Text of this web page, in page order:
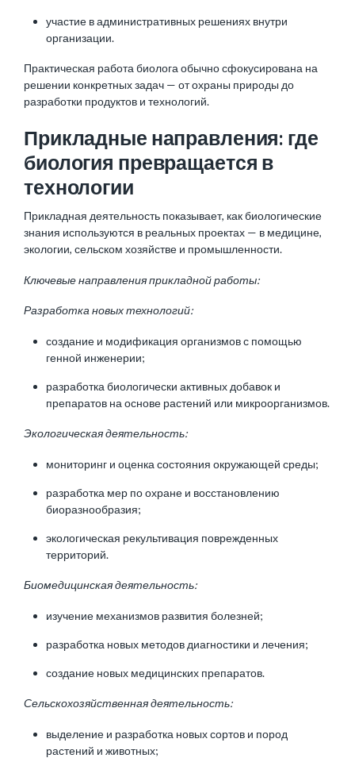
участие в административных решениях внутри
организации.
Практическая работа биолога обычно сфокусирована на
решении конкретных задач — от охраны природы до
разработки продуктов и технологий.
Прикладные направления: где
биология превращается в
технологии
Прикладная деятельность показывает, как биологические
знания используются в реальных проектах — в медицине,
экологии, сельском хозяйстве и промышленности.
Ключевые направления прикладной работы:
Разработка новых технологий:
создание и модификация организмов с помощью
генной инженерии;
разработка биологически активных добавок и
препаратов на основе растений или микроорганизмов.
Экологическая деятельность:
мониторинг и оценка состояния окружающей среды;
разработка мер по охране и восстановлению
биоразнообразия;
экологическая рекультивация поврежденных
территорий.
Биомедицинская деятельность:
изучение механизмов развития болезней;
разработка новых методов диагностики и лечения;
создание новых медицинских препаратов.
Сельскохозяйственная деятельность:
выделение и разработка новых сортов и пород
растений и животных;